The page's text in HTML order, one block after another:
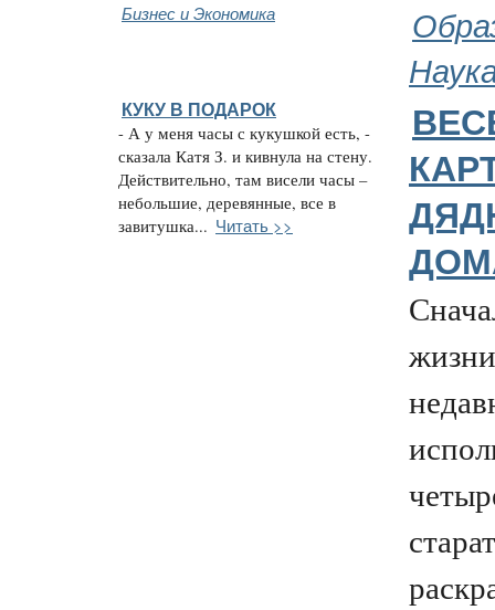
Бизнес и Экономика
КУКУ В ПОДАРОК
- А у меня часы с кукушкой есть, -
сказала Катя З. и кивнула на стену.
Действительно, там висели часы –
небольшие, деревянные, все в
завитушка... Читать >>